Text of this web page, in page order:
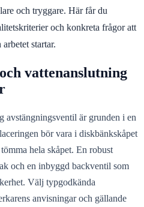
och tryggare. Här får du
och konkreta frågor att
startar.
vattenanslutning
är grunden i en
bör vara i diskbänkskåpet
hela skåpet. En robust
och en inbyggd backventil som
Välj typgodkända
anvisningar och gällande